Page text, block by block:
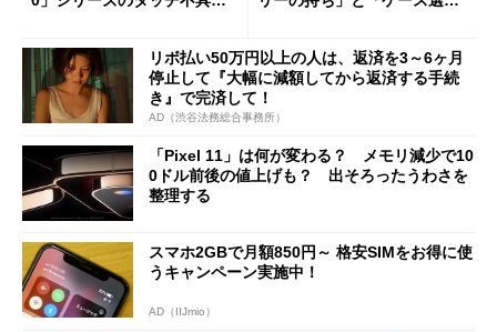
リボ払い50万円以上の人は、返済を3～6ヶ月
停止して『大幅に減額してから返済する手続
き』で完済して！
AD（渋谷法務総合事務所）
「Pixel 11」は何が変わる？ メモリ減少で10
0ドル前後の値上げも？ 出そろったうわさを
整理する
スマホ2GBで月額850円～ 格安SIMをお得に使
うキャンペーン実施中！
AD（IIJmio）